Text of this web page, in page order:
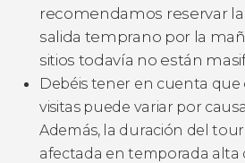
recomendamos reservar
salida temprano por la
sitios todavía no están
Debéis tener en cuenta que
visitas puede variar por
Además, la duración del
afectada en temporada alta